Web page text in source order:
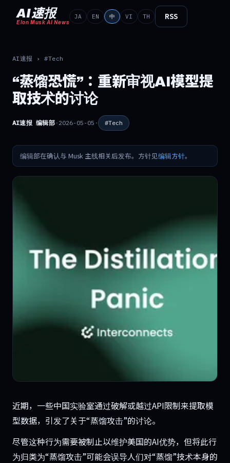
AI速报
Elon Musk AI News
JA EN 中 VI TH RSS
AI速报 ›#Tech
“蒸馏恐慌”：重新审视AI模型提
取技术的讨论
AI速报 编辑部· 2026-05-05 · #Tech
编辑部在确认与 Musk 主线相关后发布。方针见编辑方针。
近期，一些中国实验室通过破解或越过API限制来提取模
型数据，引发了关于“蒸馏攻击”的讨论。
尽管这种行为需要被制止以维护美国的AI优势，但将此行
为归类为“蒸馏攻击”可能会误导人们对“蒸馏”技术本身的